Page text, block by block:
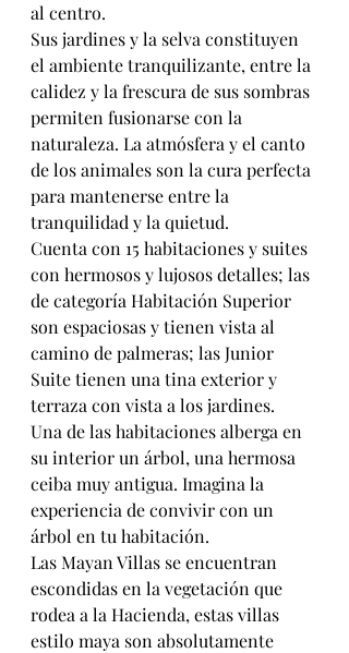
al centro.
Sus jardines y la selva constituyen
el ambiente tranquilizante, entre la
calidez y la frescura de sus sombras
permiten fusionarse con la
naturaleza. La atmósfera y el canto
de los animales son la cura perfecta
para mantenerse entre la
tranquilidad y la quietud.
Cuenta con 15 habitaciones y suites
con hermosos y lujosos detalles; las
de categoría Habitación Superior
son espaciosas y tienen vista al
camino de palmeras; las Junior
Suite tienen una tina exterior y
terraza con vista a los jardines.
Una de las habitaciones alberga en
su interior un árbol, una hermosa
ceiba muy antigua. Imagina la
experiencia de convivir con un
árbol en tu habitación.
Las Mayan Villas se encuentran
escondidas en la vegetación que
rodea a la Hacienda, estas villas
estilo maya son absolutamente